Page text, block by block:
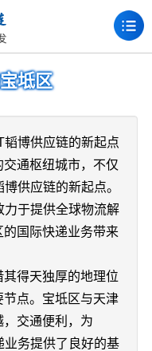
坻区
博供应链的新起点
通枢纽城市，不仅
供应链的新起点。
于提供全球物流解
国际快递业务带来
得天独厚的地理位
点。宝坻区与天津
交通便利，为
务提供了良好的基